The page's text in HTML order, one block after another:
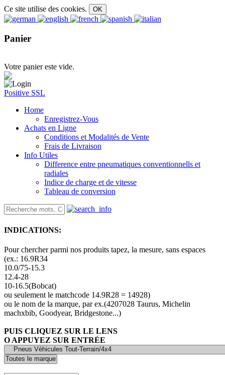
Ce site utilise des cookies.
Panier
Votre panier este vide.
Positive SSL
Home
Enregistrez-Vous
Achats en Ligne
Conditions et Modalités de Vente
Frais de Livraison
Info Utiles
Difference entre pneumatiques conventionnells et
radiales
Indice de charge et de vitesse
Tableau de conversion
INDICATIONS:
Pour chercher parmi nos produits tapez, la mesure, sans espaces
(ex.: 16.9R34
10.0/75-15.3
12.4-28
10-16.5(Bobcat)
ou seulement le matchcode 14.9R28 = 14928)
ou le nom de la marque, par ex.(4207028 Taurus, Michelin
machxbib, Goodyear, Bridgestone...)
PUIS CLIQUEZ SUR LE LENS
O APPUYEZ SUR ENTRÉE